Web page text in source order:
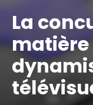
La
matière